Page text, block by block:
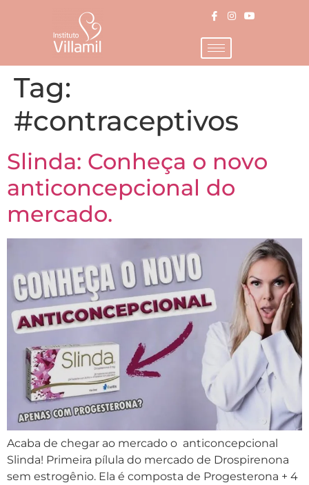
Tag:
#contraceptivos
Slinda: Conheça o novo
anticoncepcional do
mercado.
Acaba de chegar ao mercado o anticoncepcional
Slinda! Primeira pílula do mercado de Drospirenona
sem estrogênio. Ela é composta de Progesterona + 4